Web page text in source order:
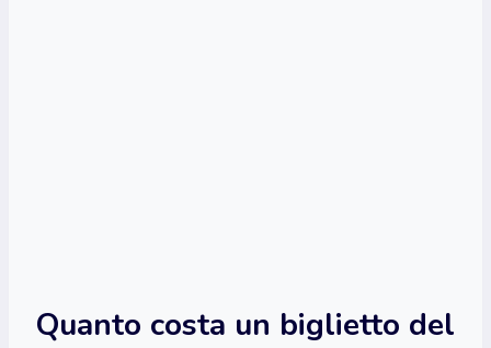
Quanto costa un biglietto del